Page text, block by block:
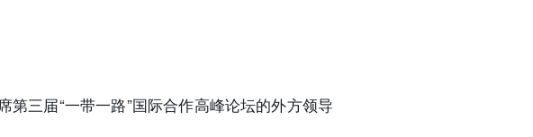
三届“一带一路”国际合作高峰论坛的外方领导